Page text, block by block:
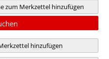
zum Merkzettel hinzufügen
hinzufügen